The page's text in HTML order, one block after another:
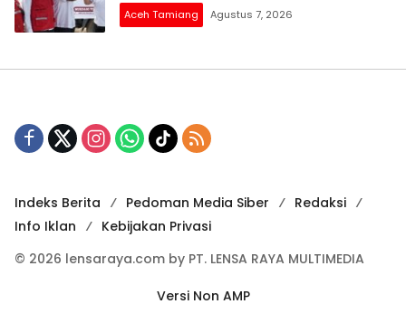
Aceh Tamiang Agustus 7, 2026
Indeks Berita Pedoman Media Siber
Redaksi
Info Iklan
Kebijakan Privasi
© 2026 lensaraya.com by PT. LENSA RAYA MULTIMEDIA
Versi Non AMP